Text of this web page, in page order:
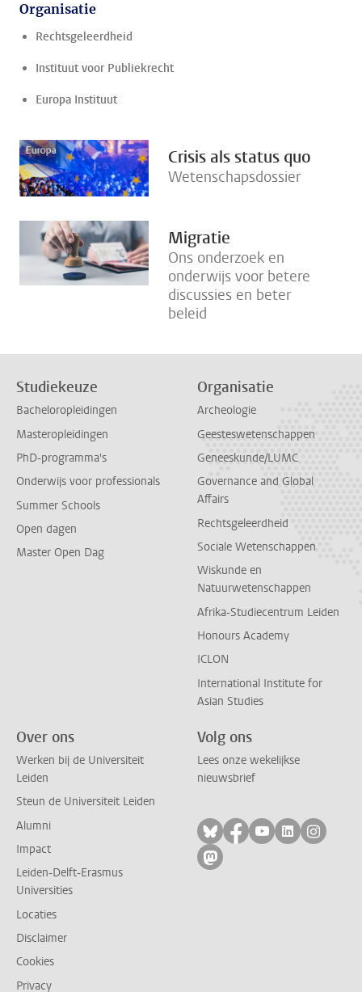
Organisatie
Rechtsgeleerdheid
Instituut voor Publiekrecht
Europa Instituut
Crisis als status quo
Wetenschapsdossier
Migratie
Ons onderzoek en
onderwijs voor betere
discussies en beter
beleid
Studiekeuze
Bacheloropleidingen
Masteropleidingen
PhD-programma's
Onderwijs voor professionals
Summer Schools
Open dagen
Master Open Dag
Organisatie
Archeologie
Geesteswetenschappen
Geneeskunde/LUMC
Governance and Global
Affairs
Rechtsgeleerdheid
Sociale Wetenschappen
Wiskunde en
Natuurwetenschappen
Afrika-Studiecentrum Leiden
Honours Academy
ICLON
International Institute for
Asian Studies
Over ons
Werken bij de Universiteit
Leiden
Steun de Universiteit Leiden
Alumni
Impact
Leiden-Delft-Erasmus
Universities
Locaties
Disclaimer
Cookies
Privacy
Volg ons
Lees onze wekelijkse
nieuwsbrief
Volg ons op bluesky
Volg ons op
Volg ons op
Volg ons
Volg
Volg ons op mastodon